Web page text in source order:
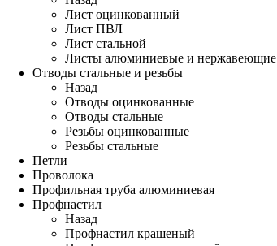
Лист оцинкованный
Лист ПВЛ
Лист стальной
Листы алюминиевые и нержавеющие
Отводы стальные и резьбы
Назад
Отводы оцинкованные
Отводы стальные
Резьбы оцинкованные
Резьбы стальные
Петли
Проволока
Профильная труба алюминиевая
Профнастил
Назад
Профнастил крашеный